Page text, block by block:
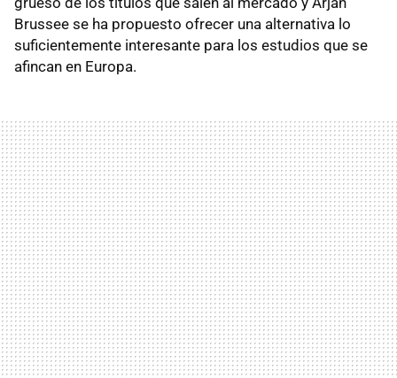
Brussee se ha propuesto ofrecer una alternativa lo
suficientemente interesante para los estudios que se
afincan en Europa.